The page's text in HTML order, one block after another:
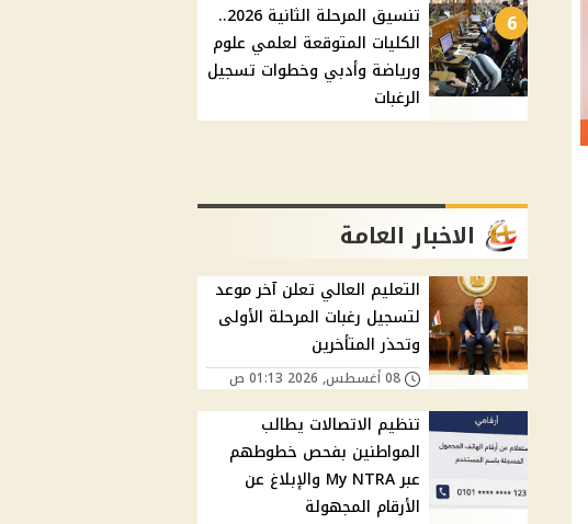
6
تنسيق المرحلة الثانية 2026..
الكليات المتوقعة لعلمي علوم
ورياضة وأدبي وخطوات تسجيل
الرغبات
الاخبار العامة
التعليم العالي تعلن آخر موعد
لتسجيل رغبات المرحلة الأولى
وتحذر المتأخرين
08 أغسطس, 2026 01:13 ص
تنظيم الاتصالات يطالب
المواطنين بفحص خطوطهم
عبر My NTRA والإبلاغ عن
الأرقام المجهولة